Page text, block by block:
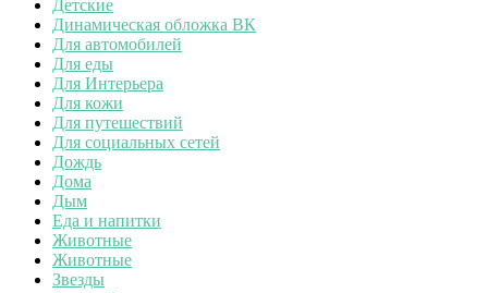
Детские
Динамическая обложка ВК
Для автомобилей
Для еды
Для Интерьера
Для кожи
Для путешествий
Для социальных сетей
Дождь
Дома
Дым
Еда и напитки
Животные
Животные
Звезды